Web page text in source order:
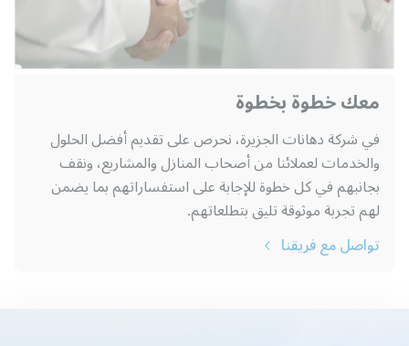
معك خطوة بخطوة
في شركة دهانات الجزيرة، نحرص على تقديم أفضل الحلول
والخدمات لعملائنا من أصحاب المنازل والمشاريع، ونقف
بجانبهم في كل خطوة للإجابة على استفساراتهم بما يضمن
لهم تجربة موثوقة تليق بتطلعاتهم.
تواصل مع فريقنا